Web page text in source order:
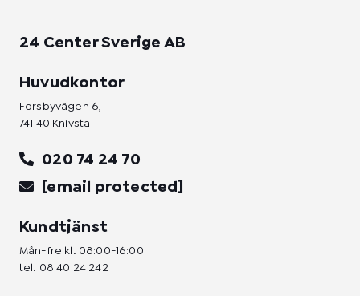
24 Center Sverige AB
Huvudkontor
Forsbyvägen 6,
741 40 Knivsta
020 74 24 70
[email protected]
Kundtjänst
Mån-fre kl. 08:00-16:00
tel. 08 40 24 242